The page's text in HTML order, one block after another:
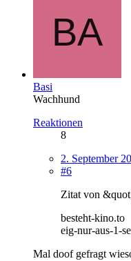
Basi
Wachhund
Reaktionen
8
2. September
#6
Zitat von
besteht-kino.to
eig-nur-aus-1-
Mal doof gefragt